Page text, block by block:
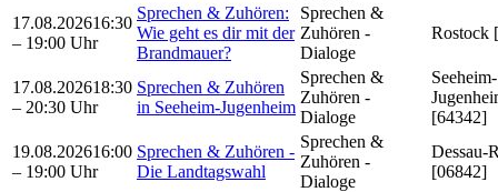
17.08.202616:30
– 19:00 Uhr
Sprechen & Zuhören:
Wie geht es dir mit der
Brandmauer?
Sprechen &
Zuhören -
Dialoge
Rostock
17.08.202618:30
– 20:30 Uhr
Sprechen & Zuhören
in Seeheim-Jugenheim
Sprechen &
Zuhören -
Dialoge
Seeheim-
[64342]
19.08.202616:00
– 19:00 Uhr
Sprechen & Zuhören -
Die Landtagswahl
Sprechen &
Zuhören -
Dialoge
Dessau-
[06842]